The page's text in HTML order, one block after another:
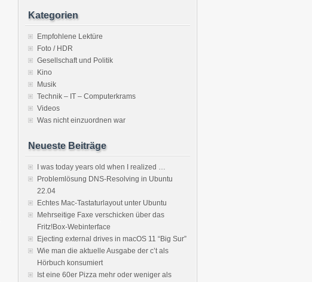
Kategorien
Empfohlene Lektüre
Foto / HDR
Gesellschaft und Politik
Kino
Musik
Technik – IT – Computerkrams
Videos
Was nicht einzuordnen war
Neueste Beiträge
I was today years old when I realized …
Problemlösung DNS-Resolving in Ubuntu
22.04
Echtes Mac-Tastaturlayout unter Ubuntu
Mehrseitige Faxe verschicken über das
Fritz!Box-Webinterface
Ejecting external drives in macOS 11 “Big Sur”
Wie man die aktuelle Ausgabe der c’t als
Hörbuch konsumiert
Ist eine 60er Pizza mehr oder weniger als